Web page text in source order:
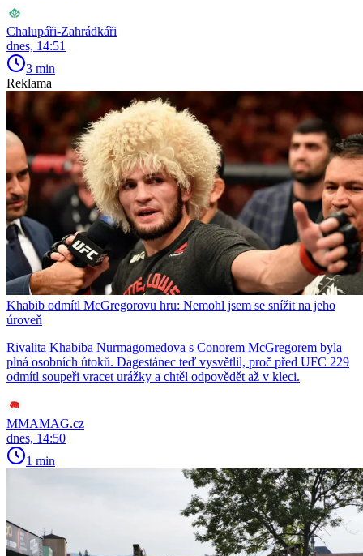
Chalupáři-Zahrádkáři
dnes, 14:51
3 min
Reklama
Khabib odmítl McGregorovu hru: Nemohl jsem se snížit na jeho
úroveň
Rivalita Khabiba Nurmagomedova s Conorem McGregorem byla
plná osobních útoků. Dagestánec teď vysvětlil, proč před UFC 229
odmítl soupeři vracet urážky a chtěl odpovědět až v kleci.
MMAMAG.cz
dnes, 14:50
1 min